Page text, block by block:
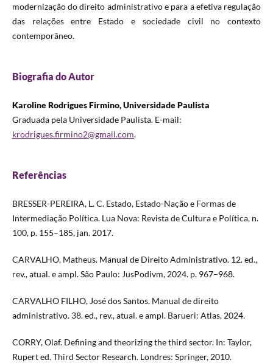
modernização do direito administrativo e para a efetiva regulação
das relações entre Estado e sociedade civil no contexto
contemporâneo.
Biografia do Autor
Karoline Rodrigues Firmino, Universidade Paulista
Graduada pela Universidade Paulista. E-mail:
krodrigues.firmino2@gmail.com.
Referências
BRESSER-PEREIRA, L. C. Estado, Estado-Nação e Formas de
Intermediação Política. Lua Nova: Revista de Cultura e Política, n.
100, p. 155–185, jan. 2017.
CARVALHO, Matheus. Manual de Direito Administrativo. 12. ed.,
rev., atual. e ampl. São Paulo: JusPodivm, 2024. p. 967–968.
CARVALHO FILHO, José dos Santos. Manual de direito
administrativo. 38. ed., rev., atual. e ampl. Barueri: Atlas, 2024.
CORRY, Olaf. Defining and theorizing the third sector. In: Taylor,
Rupert ed. Third Sector Research. Londres: Springer, 2010.